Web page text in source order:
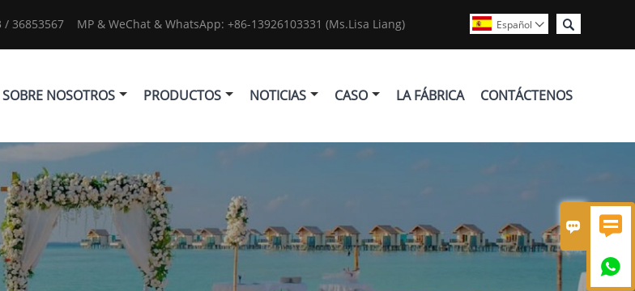
 

/ 36853567 MP & WeChat & WhatsApp: +86-13926103331 (Ms.Lisa Liang) 
Español 
SOBRE NOSOTROS PRODUCTOS NOTICIAS CASO LA FÁBRICA CONTÁCTENOS